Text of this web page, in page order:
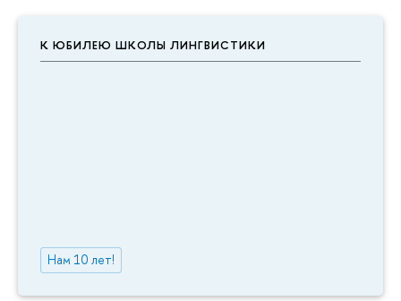
К ЮБИЛЕЮ ШКОЛЫ ЛИНГВИСТИКИ
Нам 10 лет!